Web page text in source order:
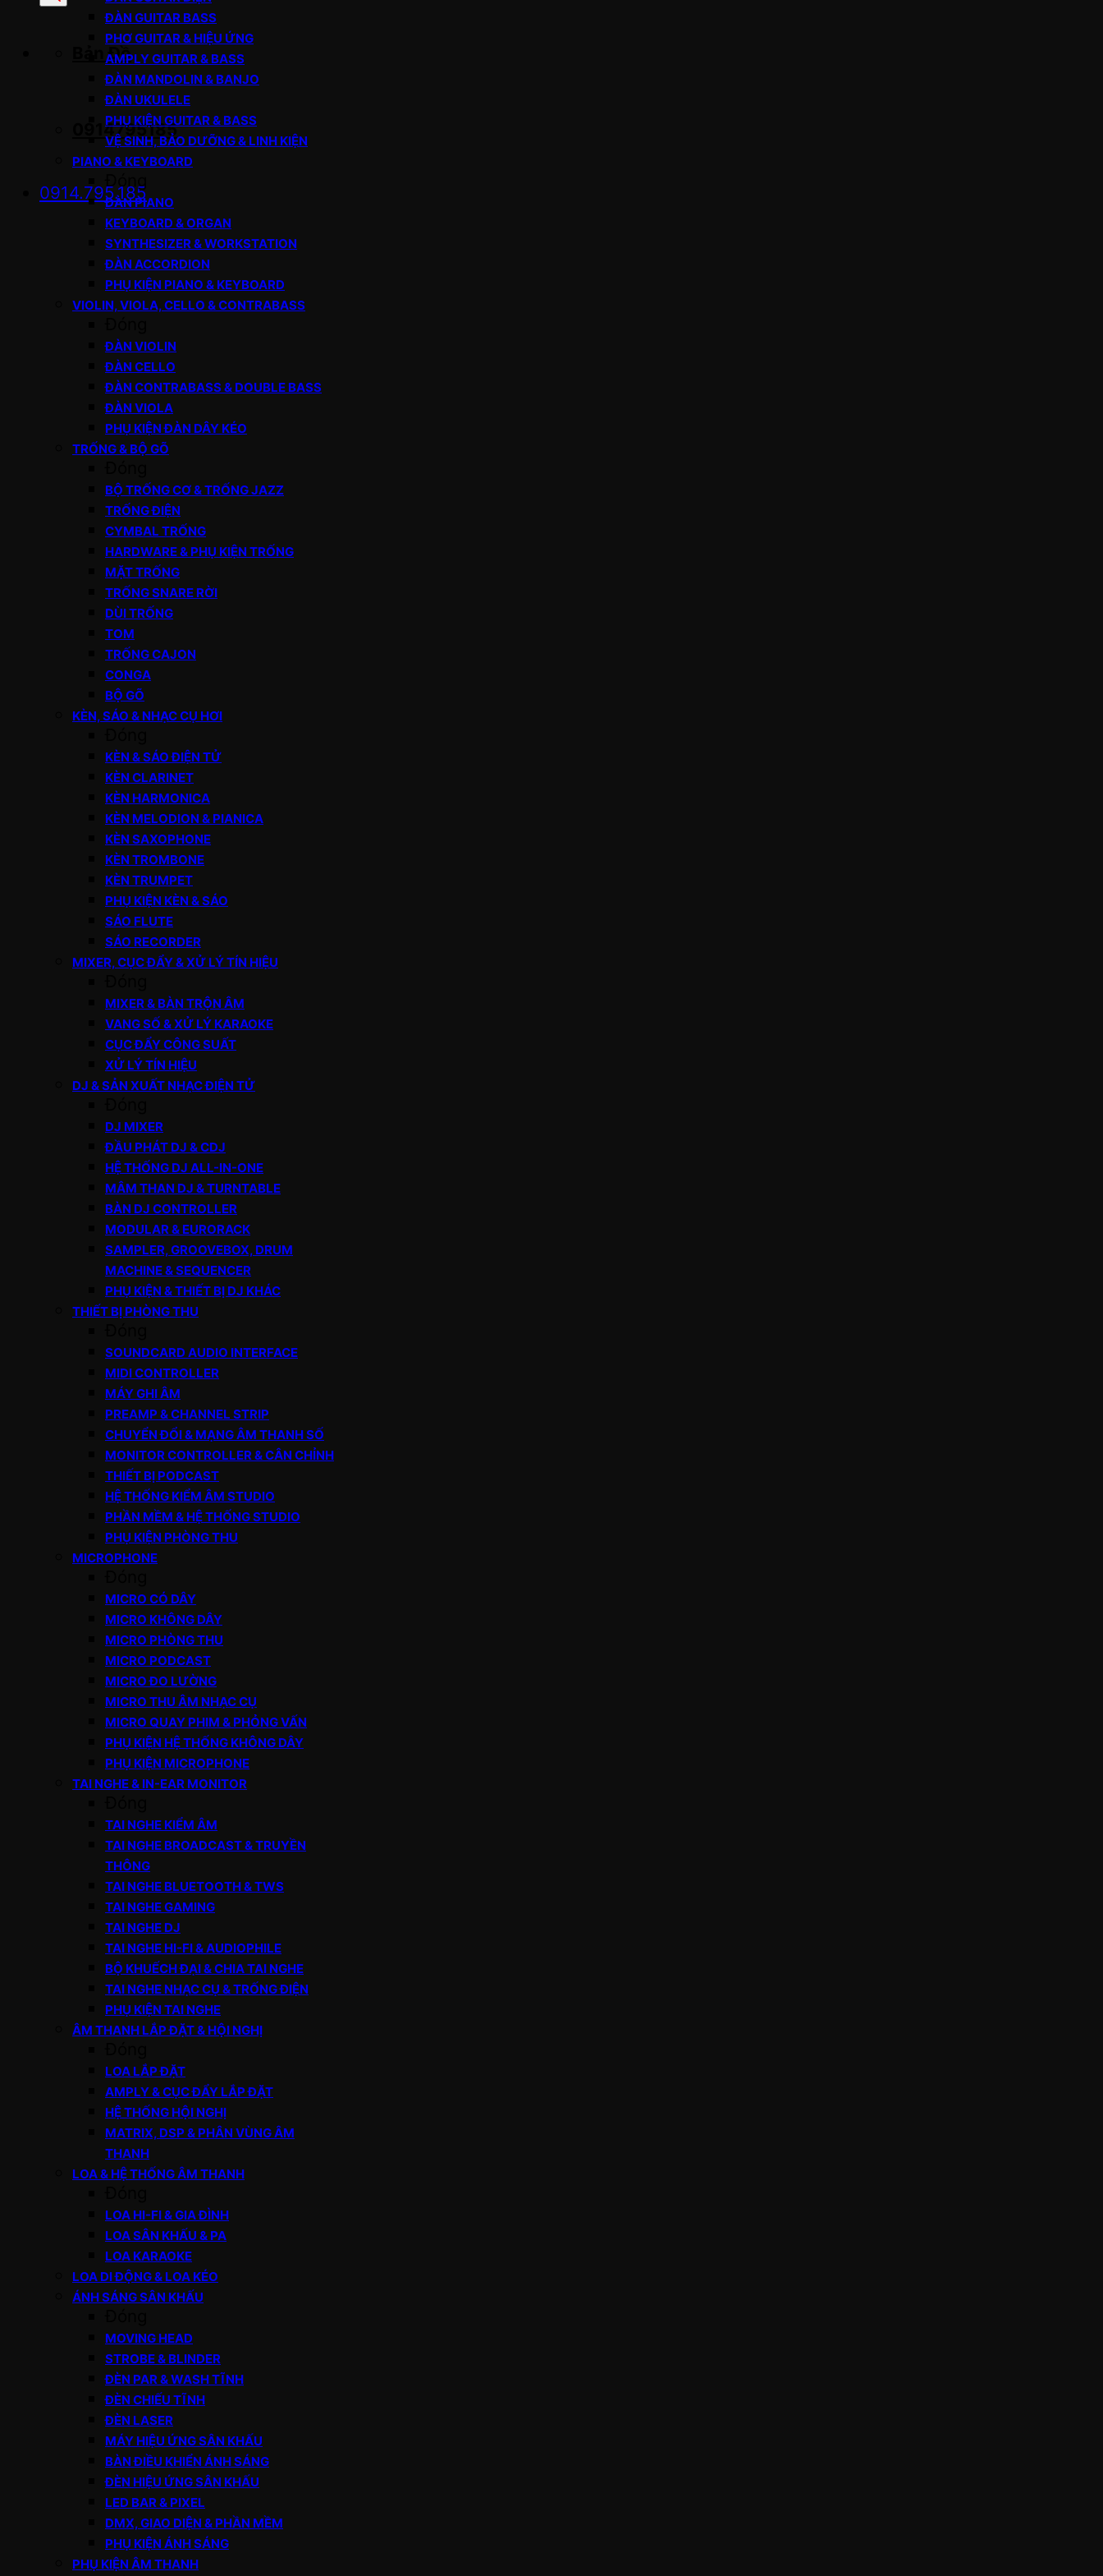
Bản Đồ
0914795185
0914.795.185
ĐÀN GUITAR BASS
PHƠ GUITAR & HIỆU ỨNG
AMPLY GUITAR & BASS
ĐÀN MANDOLIN & BANJO
ĐÀN UKULELE
PHỤ KIỆN GUITAR & BASS
VỆ SINH, BẢO DƯỠNG & LINH KIỆN
PIANO & KEYBOARD
ĐÀN PIANO
KEYBOARD & ORGAN
SYNTHESIZER & WORKSTATION
ĐÀN ACCORDION
PHỤ KIỆN PIANO & KEYBOARD
VIOLIN, VIOLA, CELLO & CONTRABASS
ĐÀN VIOLIN
ĐÀN CELLO
ĐÀN CONTRABASS & DOUBLE BASS
ĐÀN VIOLA
PHỤ KIỆN ĐÀN DÂY KÉO
TRỐNG & BỘ GÕ
BỘ TRỐNG CƠ & TRỐNG JAZZ
TRỐNG ĐIỆN
CYMBAL TRỐNG
HARDWARE & PHỤ KIỆN TRỐNG
MẶT TRỐNG
TRỐNG SNARE RỜI
DÙI TRỐNG
TOM
TRỐNG CAJON
CONGA
BỘ GÕ
KÈN, SÁO & NHẠC CỤ HƠI
KÈN & SÁO ĐIỆN TỬ
KÈN CLARINET
KÈN HARMONICA
KÈN MELODION & PIANICA
KÈN SAXOPHONE
KÈN TROMBONE
KÈN TRUMPET
PHỤ KIỆN KÈN & SÁO
SÁO FLUTE
SÁO RECORDER
MIXER, CỤC ĐẨY & XỬ LÝ TÍN HIỆU
MIXER & BÀN TRỘN ÂM
VANG SỐ & XỬ LÝ KARAOKE
CỤC ĐẨY CÔNG SUẤT
XỬ LÝ TÍN HIỆU
DJ & SẢN XUẤT NHẠC ĐIỆN TỬ
DJ MIXER
ĐẦU PHÁT DJ & CDJ
HỆ THỐNG DJ ALL-IN-ONE
MÂM THAN DJ & TURNTABLE
BÀN DJ CONTROLLER
MODULAR & EURORACK
SAMPLER, GROOVEBOX, DRUM
MACHINE & SEQUENCER
PHỤ KIỆN & THIẾT BỊ DJ KHÁC
THIẾT BỊ PHÒNG THU
SOUNDCARD AUDIO INTERFACE
MIDI CONTROLLER
MÁY GHI ÂM
PREAMP & CHANNEL STRIP
CHUYỂN ĐỔI & MẠNG ÂM THANH SỐ
MONITOR CONTROLLER & CÂN CHỈNH
THIẾT BỊ PODCAST
HỆ THỐNG KIỂM ÂM STUDIO
PHẦN MỀM & HỆ THỐNG STUDIO
PHỤ KIỆN PHÒNG THU
MICROPHONE
MICRO CÓ DÂY
MICRO KHÔNG DÂY
MICRO PHÒNG THU
MICRO PODCAST
MICRO ĐO LƯỜNG
MICRO THU ÂM NHẠC CỤ
MICRO QUAY PHIM & PHỎNG VẤN
PHỤ KIỆN HỆ THỐNG KHÔNG DÂY
PHỤ KIỆN MICROPHONE
TAI NGHE & IN-EAR MONITOR
TAI NGHE KIỂM ÂM
TAI NGHE BROADCAST & TRUYỀN
THÔNG
TAI NGHE BLUETOOTH & TWS
TAI NGHE GAMING
TAI NGHE DJ
TAI NGHE HI-FI & AUDIOPHILE
BỘ KHUẾCH ĐẠI & CHIA TAI NGHE
TAI NGHE NHẠC CỤ & TRỐNG ĐIỆN
PHỤ KIỆN TAI NGHE
ÂM THANH LẮP ĐẶT & HỘI NGHỊ
LOA LẮP ĐẶT
AMPLY & CỤC ĐẨY LẮP ĐẶT
HỆ THỐNG HỘI NGHỊ
MATRIX, DSP & PHÂN VÙNG ÂM
THANH
LOA & HỆ THỐNG ÂM THANH
LOA HI-FI & GIA ĐÌNH
LOA SÂN KHẤU & PA
LOA KARAOKE
LOA DI ĐỘNG & LOA KÉO
ÁNH SÁNG SÂN KHẤU
MOVING HEAD
STROBE & BLINDER
ĐÈN PAR & WASH TĨNH
ĐÈN CHIẾU TĨNH
ĐÈN LASER
MÁY HIỆU ỨNG SÂN KHẤU
BÀN ĐIỀU KHIỂN ÁNH SÁNG
ĐÈN HIỆU ỨNG SÂN KHẤU
LED BAR & PIXEL
DMX, GIAO DIỆN & PHẦN MỀM
PHỤ KIỆN ÁNH SÁNG
PHỤ KIỆN ÂM THANH